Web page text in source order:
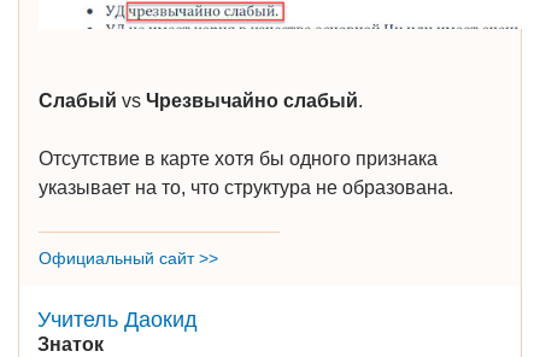
Слабый vs Чрезвычайно слабый.
Отсутствие в карте хотя бы одного признака
указывает на то, что структура не образована.
Официальный сайт >>
Учитель Даокид
Знаток